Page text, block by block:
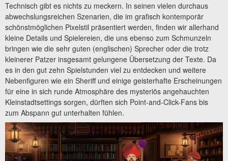
Technisch gibt es nichts zu meckern. In seinen vielen durchaus
abwechslungsreichen Szenarien, die im grafisch kontemporär
schönstmöglichen Pixelstil präsentiert werden, finden wir allerhand
kleine Details und Spielereien, die uns ebenso zum Schmunzeln
bringen wie die sehr guten (englischen) Sprecher oder die trotz
kleinerer Patzer insgesamt gelungene Übersetzung der Texte. Da
es in den gut zehn Spielstunden viel zu entdecken und weitere
Nebenfiguren wie ein Sheriff und einige geisterhafte Erscheinungen
für eine in sich runde Atmosphäre des mysteriös angehauchten
Kleinstadtsettings sorgen, dürften sich Point-and-Click-Fans bis
zum Abspann gut unterhalten fühlen.